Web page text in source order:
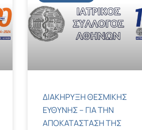
ΔΙΑΚΗΡΥΞΗ ΘΕΣΜΙΚΗΣ
ΕΥΘΥΝΗΣ – ΓΙΑ ΤΗΝ
ΑΠΟΚΑΤΑΣΤΑΣΗ ΤΗΣ